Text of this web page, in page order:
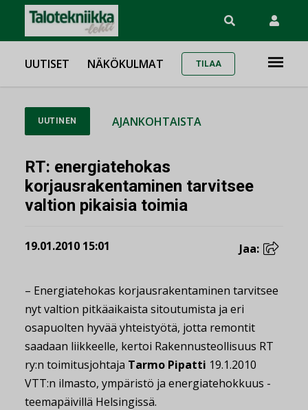
UUTISET NÄKÖKULMAT TILAA
UUTINEN AJANKOHTAISTA
RT: energiatehokas
korjausrakentaminen tarvitsee
valtion pikaisia toimia
19.01.2010 15:01 Jaa:
– Energiatehokas korjausrakentaminen tarvitsee
nyt valtion pitkäaikaista sitoutumista ja eri
osapuolten hyvää yhteistyötä, jotta remontit
saadaan liikkeelle, kertoi Rakennusteollisuus RT
ry:n toimitusjohtaja Tarmo Pipatti 19.1.2010
VTT:n ilmasto, ympäristö ja energiatehokkuus -
teemapäivillä Helsingissä.